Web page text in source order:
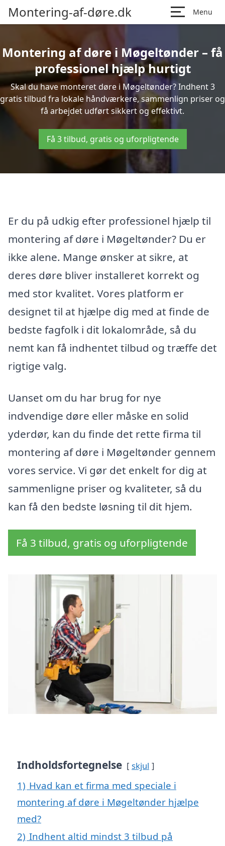
Montering-af-døre.dk Menu
Montering af døre i Møgeltønder – få
professionel hjælp hurtigt
Skal du have monteret døre i Møgeltønder? Indhent 3
gratis tilbud fra lokale håndværkere, sammenlign priser og
få arbejdet udført sikkert og effektivt.
Få 3 tilbud, gratis og uforpligtende
Er du på udkig efter professionel hjælp til
montering af døre i Møgeltønder? Du er
ikke alene. Mange ønsker at sikre, at
deres døre bliver installeret korrekt og
med stor kvalitet. Vores platform er
designet til at hjælpe dig med at finde de
bedste fagfolk i dit lokalområde, så du
nemt kan få indhentet tilbud og træffe det
rigtige valg.
Uanset om du har brug for nye
indvendige døre eller måske en solid
yderdør, kan du finde det rette firma til
montering af døre i Møgeltønder gennem
vores service. Vi gør det enkelt for dig at
sammenligne priser og kvaliteter, så du
kan få den bedste løsning til dit hjem.
Få 3 tilbud, gratis og uforpligtende
Indholdsfortegnelse skjul
1) Hvad kan et firma med speciale i
montering af døre i Møgeltønder hjælpe
med?
2) Indhent altid mindst 3 tilbud på